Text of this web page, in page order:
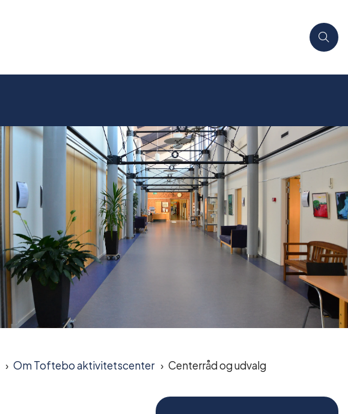
Om Toftebo aktivitetscenter Centerråd og udvalg